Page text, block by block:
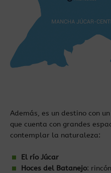
Además, es un destino con
que cuenta con grandes
contemplar la naturaleza:
El río Júcar
Hoces del Batanejo: